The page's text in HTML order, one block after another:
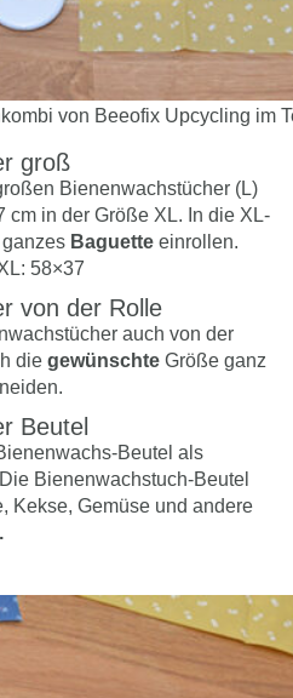
von Beeofix Upcycling im
groß
Bienenwachstücher (L)
cm in der Größe XL. In die XL-
Baguette einrollen.
58×37
von der Rolle
auch von der
die gewünschte Größe ganz
Beutel
Beutel als
Bienenwachstuch-Beutel
Kekse, Gemüse und andere